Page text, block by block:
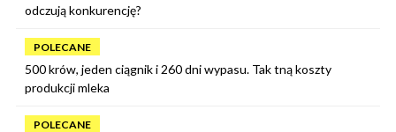
odczują konkurencję?
POLECANE
500 krów, jeden ciągnik i 260 dni wypasu. Tak tną koszty
produkcji mleka
POLECANE